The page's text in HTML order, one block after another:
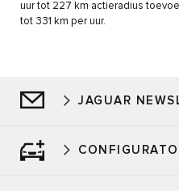
uur tot 227 km actieradius
tot 331 km per uur.
JAGUAR